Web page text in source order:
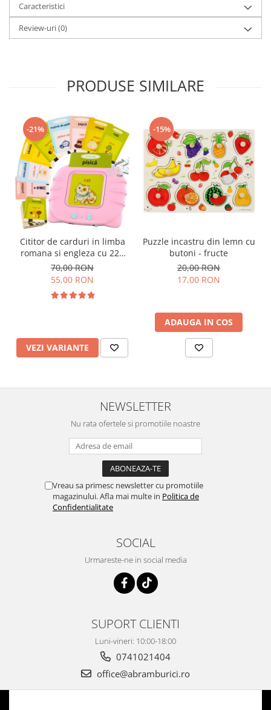
Caracteristici
Review-uri(0)
PRODUSE SIMILARE
-21%
Cititor de carduri in limba
romana si engleza cu 224
de imagini si sunete,
incarcare USB
70,00 RON
55,00 RON
VEZI VARIANTE
-15%
Puzzle incastru din lemn cu
butoni - fructe
20,00 RON
17,00 RON
ADAUGA IN COS
NEWSLETTER
Nu rata ofertele si promotiile noastre
Vreau sa primesc newsletter cu promotiile
magazinului. Afla mai multe in Politica de
Confidentialitate
SOCIAL
Urmareste-ne in social media
SUPORT CLIENTI
Luni-vineri: 10:00-18:00
0741021404
office@abramburici.ro